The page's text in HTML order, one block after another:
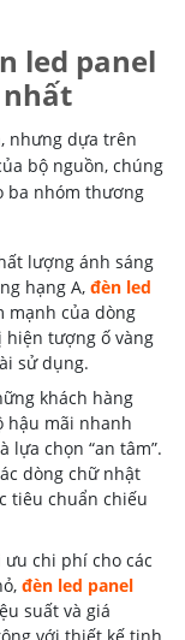
led panel
nhưng dựa trên
bộ nguồn, chúng
ba nhóm thương
lượng ánh sáng
hạng A,đèn led
mạnh của dòng
hiện tượng ố vàng
sử dụng.
khách hàng
hậu mãi nhanh
lựa chọn “an tâm”.
dòng chữ nhật
tiêu chuẩn chiếu
chi phí cho các
đèn led panel
suất và giá